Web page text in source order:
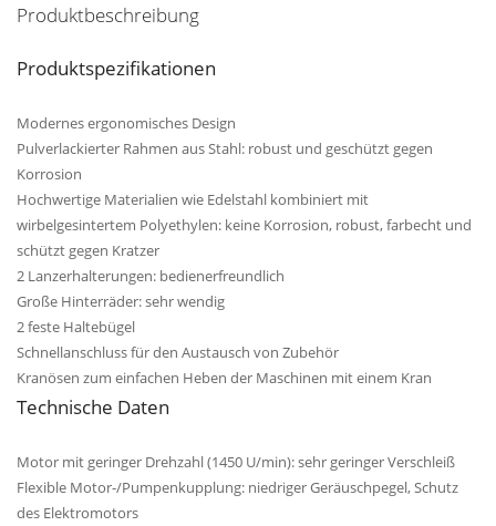
Produktbeschreibung
Produktspezifikationen
Modernes ergonomisches Design
Pulverlackierter Rahmen aus Stahl: robust und geschützt gegen
Korrosion
Hochwertige Materialien wie Edelstahl kombiniert mit
wirbelgesintertem Polyethylen: keine Korrosion, robust, farbecht und
schützt gegen Kratzer
2 Lanzerhalterungen: bedienerfreundlich
Große Hinterräder: sehr wendig
2 feste Haltebügel
Schnellanschluss für den Austausch von Zubehör
Kranösen zum einfachen Heben der Maschinen mit einem Kran
Technische Daten
Motor mit geringer Drehzahl (1450 U/min): sehr geringer Verschleiß
Flexible Motor-/Pumpenkupplung: niedriger Geräuschpegel, Schutz
des Elektromotors